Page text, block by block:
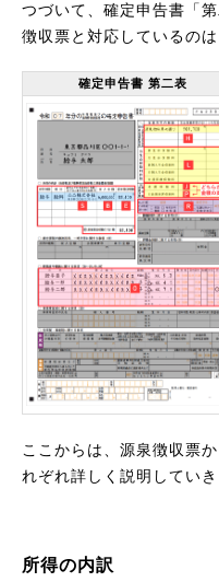
つづいて、確定申告書「
徴収票と対応しているの
確定申告書 第二表
ここからは、源泉徴収票
れぞれ詳しく説明していき
所得の内訳